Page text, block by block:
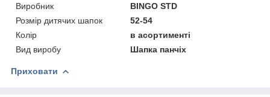
Виробник
BINGO STD
Розмір дитячих шапок
52-54
Колір
в асортименті
Вид виробу
Шапка панчіх
Приховати